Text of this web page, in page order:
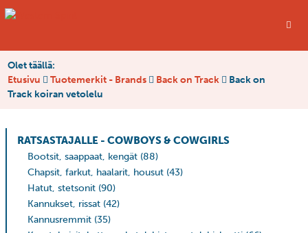
Olet täällä:
Etusivu
Tuotemerkit - Brands Back on Track
Back on
Track koiran vetolelu
RATSASTAJALLE - COWBOYS & COWGIRLS
Bootsit, saappaat, kengät (88)
Chapsit, farkut, haalarit, housut (43)
Hatut, stetsonit (90)
Kannukset, rissat (42)
Kannusremmit (35)